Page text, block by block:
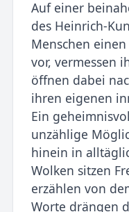
Auf einer
des Heinrich-
Menschen einen
vor, vermessen
öffnen dabei
ihren eigenen
Ein
unzählige
hinein in
Wolken sitzen
erzählen von
Worte drängen